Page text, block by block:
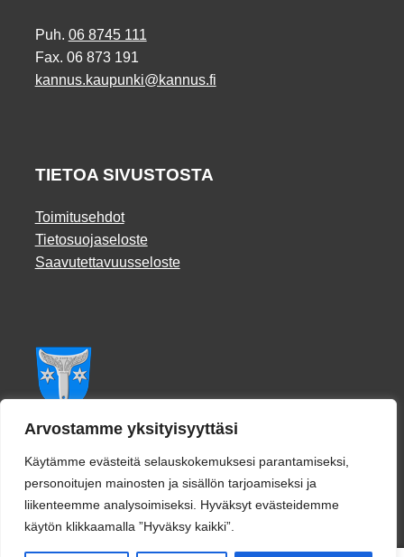
Arvostamme yksityisyyttäsi
Käytämme evästeitä selauskokemuksesi parantamiseksi,
personoitujen mainosten ja sisällön tarjoamiseksi ja
liikenteemme analysoimiseksi. Hyväksyt evästeidemme
käytön klikkaamalla ”Hyväksy kaikki”.
Puh. 06 8745 111
Fax. 06 873 191
kannus.kaupunki@kannus.fi
TIETOA SIVUSTOSTA
Toimitusehdot
Tietosuojaseloste
Saavutettavuusseloste
Facebook